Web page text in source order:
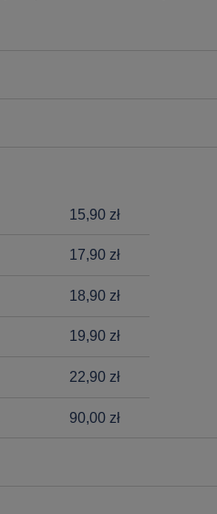
15,90 zł
17,90 zł
18,90 zł
19,90 zł
22,90 zł
90,00 zł